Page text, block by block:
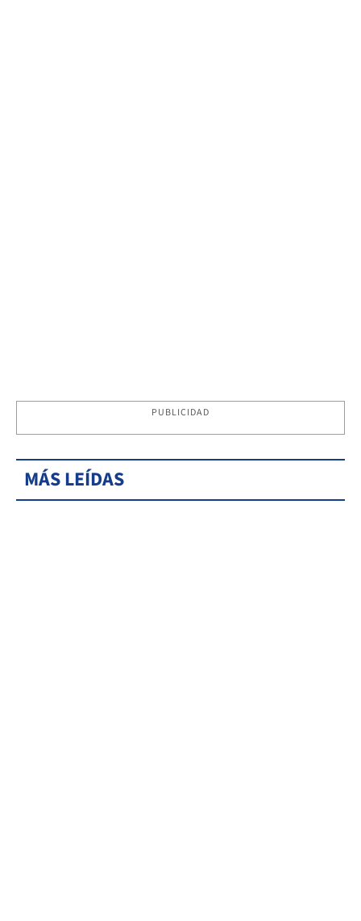
PUBLICIDAD
MÁS LEÍDAS